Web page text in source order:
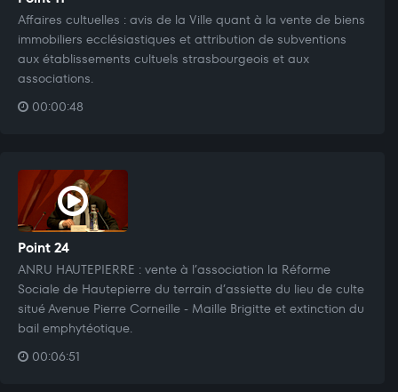
Affaires cultuelles : avis de la Ville quant à la vente de biens
immobiliers ecclésiastiques et attribution de subventions
aux établissements cultuels strasbourgeois et aux
associations.
00:00:48
Point 24
ANRU HAUTEPIERRE : vente à l’association la Réforme
Sociale de Hautepierre du terrain d’assiette du lieu de culte
situé Avenue Pierre Corneille - Maille Brigitte et extinction du
bail emphytéotique.
00:06:51